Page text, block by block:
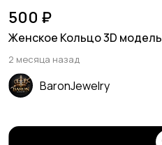
500 ₽
Женское Кольцо 3D модель
2 месяца назад
BaronJewelry